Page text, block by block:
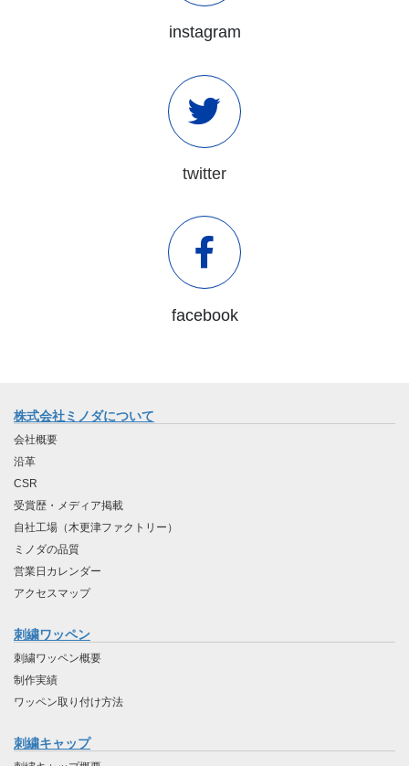
instagram
twitter
facebook
株式会社ミノダについて
会社概要
沿革
CSR
受賞歴・メディア掲載
自社工場（木更津ファクトリー）
ミノダの品質
営業日カレンダー
アクセスマップ
刺繍ワッペン
刺繍ワッペン概要
制作実績
ワッペン取り付け方法
刺繍キャップ